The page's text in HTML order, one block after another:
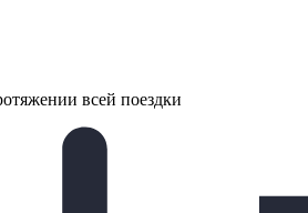
всей поездки